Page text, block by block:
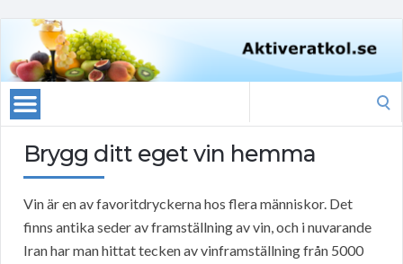
Brygg ditt eget vin hemma
Vin är en av favoritdryckerna hos flera människor. Det
finns antika seder av framställning av vin, och i nuvarande
Iran har man hittat tecken av vinframställning från 5000